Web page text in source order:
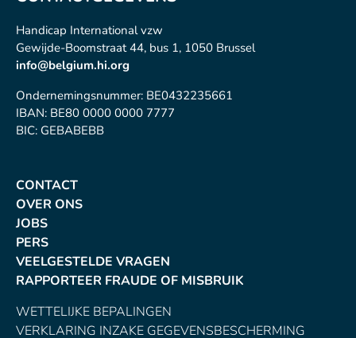
Handicap International vzw
Gewijde-Boomstraat 44, bus 1, 1050 Brussel
info@belgium.hi.org
Ondernemingsnummer: BE0432235661
IBAN: BE80 0000 0000 7777
BIC: GEBABEBB
CONTACT
OVER ONS
JOBS
PERS
VEELGESTELDE VRAGEN
RAPPORTEER FRAUDE OF MISBRUIK
WETTELIJKE BEPALINGEN
VERKLARING INZAKE GEGEVENSBESCHERMING